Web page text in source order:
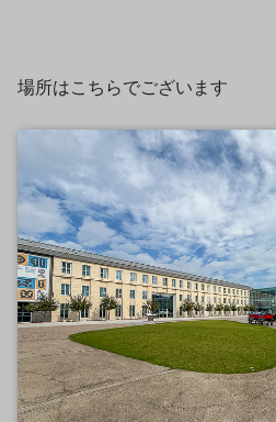
場所はこちらでございます